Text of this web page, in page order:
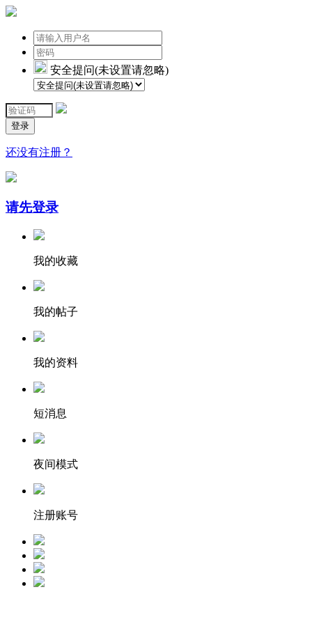
安全提问(未设置请忽略)
登录
还没有注册？
请先登录
我的收藏
我的帖子
我的资料
短消息
夜间模式
注册账号